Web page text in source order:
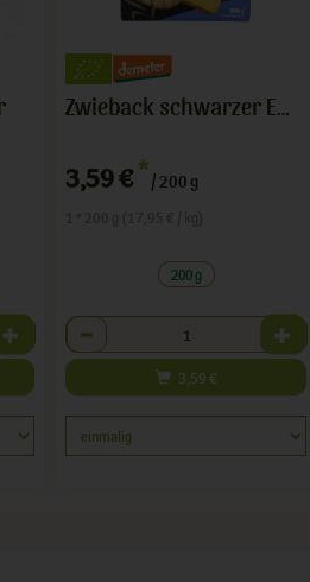
Zwieback schwarzer Emmer
3,59 € */ 200 g
200 g
Anzahl
3,59 €